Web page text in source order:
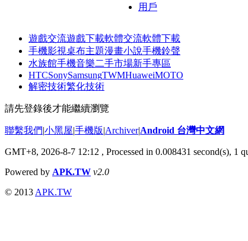
用戶
遊戲交流遊戲下載軟體交流軟體下載
手機影視桌布主題漫畫小說手機鈴聲
水族館手機音樂二手市場新手專區
HTCSonySamsungTWMHuaweiMOTO
解密技術繁化技術
請先登錄後才能繼續瀏覽
聯繫我們|小黑屋|手機版|Archiver|Android 台灣中文網
GMT+8, 2026-8-7 12:12 , Processed in 0.008431 second(s), 1
Powered by APK.TW v2.0
© 2013 APK.TW